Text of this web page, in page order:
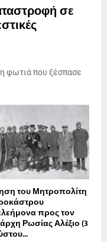
σε
φωτιά που ξέσπασε
του Μητροπολίτη
προς τον
Ρωσίας Αλέξιο (3